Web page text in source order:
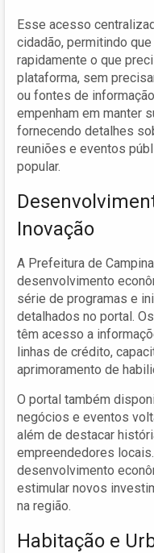
Esse acesso
cidadão, permitindo
rapidamente o que
plataforma, sem
ou fontes de
empenham em manter
fornecendo detalhes
reuniões e eventos
popular.
Inovação
A Prefeitura de
desenvolvimento
série de programas e
detalhados no portal.
têm acesso a
linhas de crédito,
aprimoramento de
O portal também
negócios e eventos
além de destacar
empreendedores
desenvolvimento
estimular novos
na região.
Habitação e